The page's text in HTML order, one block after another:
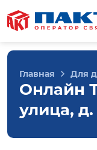
Главная Для
Онлайн
улица,